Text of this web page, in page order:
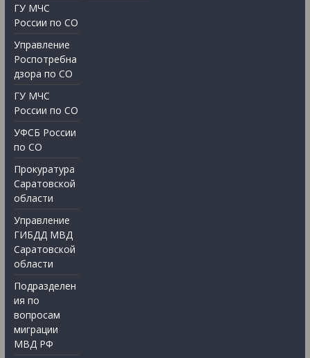
ГУ МЧС
России по СО
Управление
Роспотребна
дзора по СО
ГУ МЧС
России по СО
УФСБ России
по СО
Прокуратура
Саратовской
области
Управление
ГИБДД МВД
Саратовской
области
Подразделен
ия по
вопросам
миграции
МВД РФ